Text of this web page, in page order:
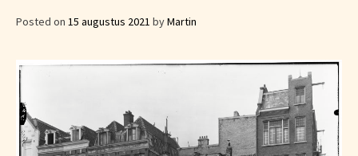
Posted on 15 augustus 2021 byMartin